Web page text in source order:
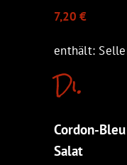
7,20 €
enthält:
Di.
Cordon-
Salat